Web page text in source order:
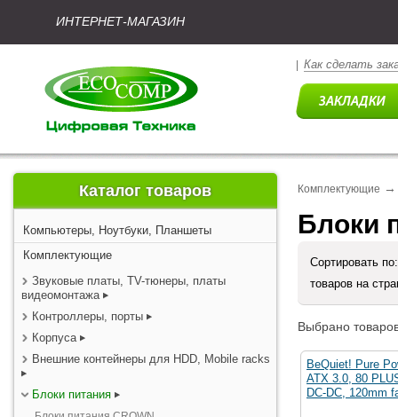
ИНТЕРНЕТ-МАГАЗИН
Как сделать
Каталог товаров
Компьютеры, Ноутбуки, Планшеты
Комплектующие
Звуковые платы, TV-тюнеры, платы
видеомонтажа
Контроллеры, порты
Корпуса
Внешние контейнеры для HDD, Mobile racks
Блоки питания
Комплектующие →
Блоки
Сортировать
товаров на
Выбрано
BeQuiet! Pure
ATX 3.0, 80
DC-DC, 120mm